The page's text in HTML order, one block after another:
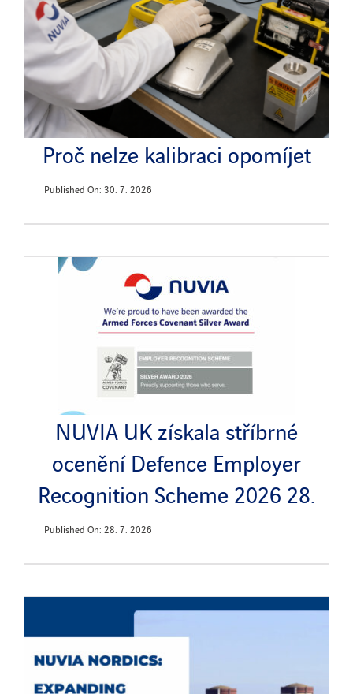
Novinky
Publikace
Search
for:
Proč nelze kalibraci opomíjet
Published On: 30. 7. 2026
NUVIA UK získala stříbrné
ocenění Defence Employer
Recognition Scheme 2026 28.
Published On: 28. 7. 2026